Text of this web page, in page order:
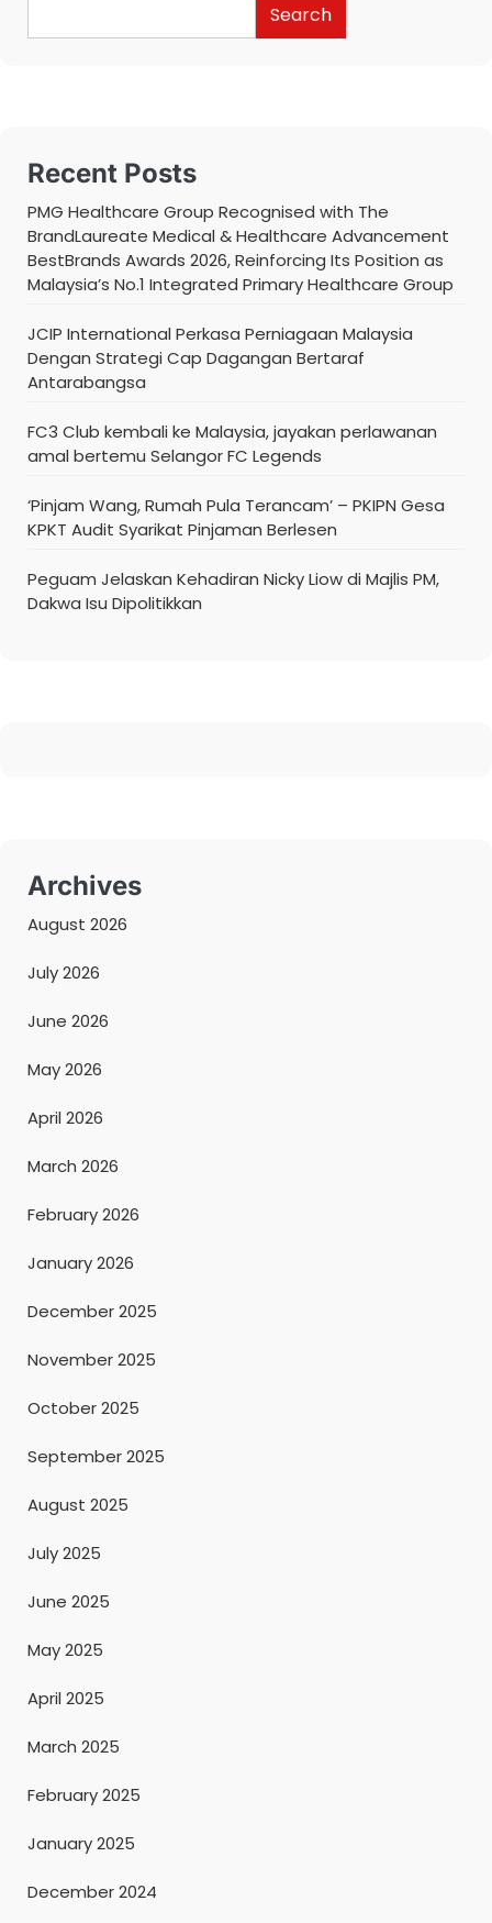
Search
Recent Posts
PMG Healthcare Group Recognised with The
BrandLaureate Medical & Healthcare Advancement
BestBrands Awards 2026, Reinforcing Its Position as
Malaysia’s No.1 Integrated Primary Healthcare Group
JCIP International Perkasa Perniagaan Malaysia
Dengan Strategi Cap Dagangan Bertaraf
Antarabangsa
FC3 Club kembali ke Malaysia, jayakan perlawanan
amal bertemu Selangor FC Legends
‘Pinjam Wang, Rumah Pula Terancam’ – PKIPN Gesa
KPKT Audit Syarikat Pinjaman Berlesen
Peguam Jelaskan Kehadiran Nicky Liow di Majlis PM,
Dakwa Isu Dipolitikkan
Archives
August 2026
July 2026
June 2026
May 2026
April 2026
March 2026
February 2026
January 2026
December 2025
November 2025
October 2025
September 2025
August 2025
July 2025
June 2025
May 2025
April 2025
March 2025
February 2025
January 2025
December 2024